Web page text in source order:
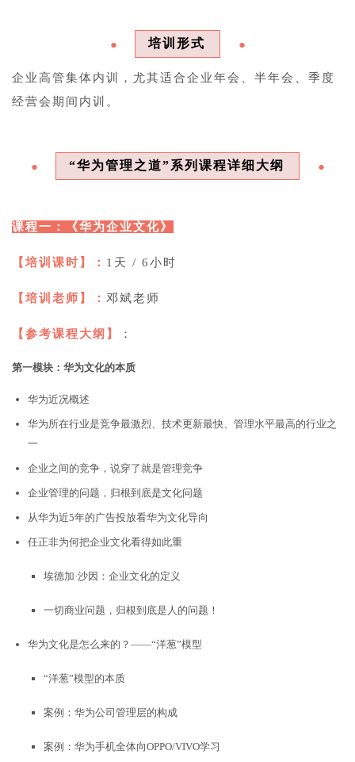
● 培训形式 ●
企业高管集体内训，尤其适合企业年会、半年会、季度
经营会期间内训。
● “华为管理之道”系列课程详细大纲 ●
课程一：《华为企业文化》
【培训课时】： 1天 / 6小时
【培训老师】： 邓斌老师
【参考课程大纲】 ：
第一模块：华为文化的本质
华为近况概述
华为所在行业是竞争最激烈、技术更新最快、管理水平最高的行业之
一
企业之间的竞争，说穿了就是管理竞争
企业管理的问题，归根到底是文化问题
从华为近5年的广告投放看华为文化导向
任正非为何把企业文化看得如此重
埃德加·沙因：企业文化的定义
一切商业问题，归根到底是人的问题！
华为文化是怎么来的？——“洋葱”模型
“洋葱”模型的本质
案例：华为公司管理层的构成
案例：华为手机全体向OPPO/VIVO学习